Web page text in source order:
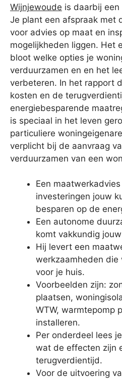
Wijnjewoude is daarbij
Je plant een afspraak met
voor advies op maat en
mogelijkheden liggen. Het
bloot welke opties je
verduurzamen en en het
verbeteren. In het rapport
kosten en de
energiebesparende
is speciaal in het leven
particuliere
verplicht bij de aanvraag
verduurzamen van een
Een
investeringen jouw
besparen op de
Een autonome
komt vakkundig
Hij levert een
werkzaamheden die
voor je huis.
Voorbeelden zijn:
plaatsen,
WTW, warmtepomp
installeren.
Per onderdeel lees
wat de effecten zijn
terugverdientijd.
Voor de uitvoering